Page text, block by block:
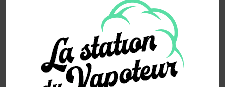
E-liquide 50ML 530
Saveurs classiques 11